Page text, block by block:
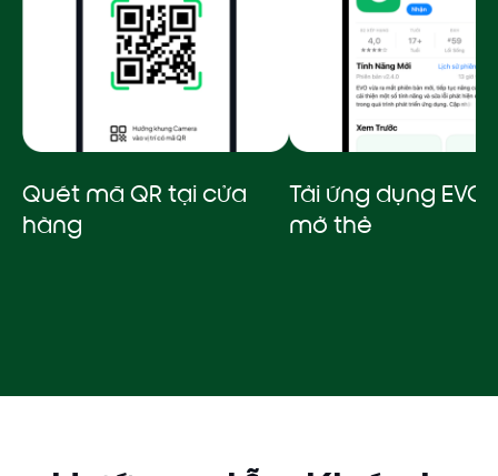
Quét mã QR tại cửa
hàng
Tải ứng dụng EVO
mở thẻ